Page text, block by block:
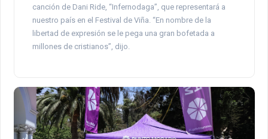
canción de Dani Ride, “Infernodaga”, que representará a
nuestro país en el Festival de Viña. “En nombre de la
libertad de expresión se le pega una gran bofetada a
millones de cristianos”, dijo.